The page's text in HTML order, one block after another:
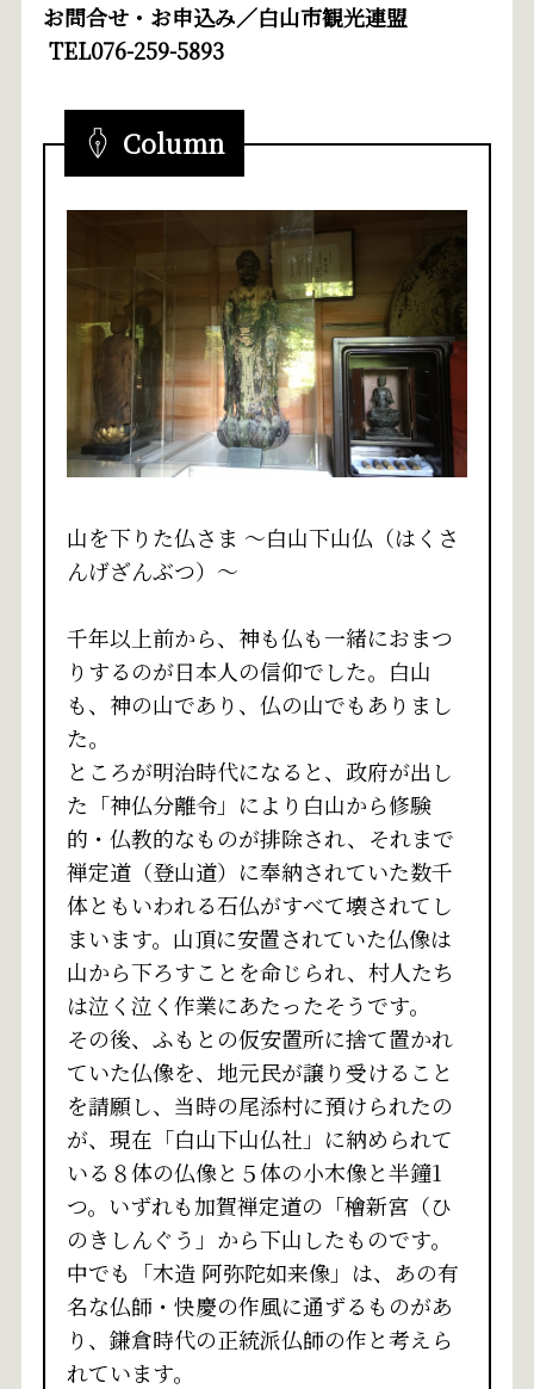
お問合せ・お申込み／白山市観光連盟
TEL076-259-5893
Column
山を下りた仏さま ～白山下山仏（はくさ
んげざんぶつ）～
千年以上前から、神も仏も一緒におまつ
りするのが日本人の信仰でした。白山
も、神の山であり、仏の山でもありまし
た。
ところが明治時代になると、政府が出し
た「神仏分離令」により白山から修験
的・仏教的なものが排除され、それまで
禅定道（登山道）に奉納されていた数千
体ともいわれる石仏がすべて壊されてし
まいます。山頂に安置されていた仏像は
山から下ろすことを命じられ、村人たち
は泣く泣く作業にあたったそうです。
その後、ふもとの仮安置所に捨て置かれ
ていた仏像を、地元民が譲り受けること
を請願し、当時の尾添村に預けられたの
が、現在「白山下山仏社」に納められて
いる８体の仏像と５体の小木像と半鐘1
つ。いずれも加賀禅定道の「檜新宮（ひ
のきしんぐう」から下山したものです。
中でも「木造 阿弥陀如来像」は、あの有
名な仏師・快慶の作風に通ずるものがあ
り、鎌倉時代の正統派仏師の作と考えら
れています。